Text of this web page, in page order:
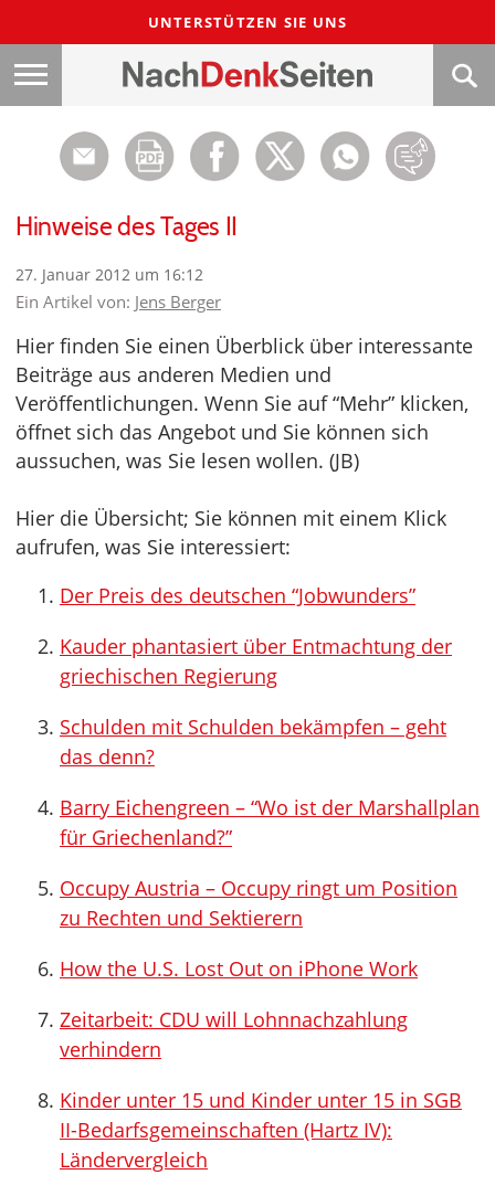
UNTERSTÜTZEN SIE UNS
Hinweise des Tages II
27. Januar 2012 um 16:12
Ein Artikel von: Jens Berger
Hier finden Sie einen Überblick über interessante
Beiträge aus anderen Medien und
Veröffentlichungen. Wenn Sie auf “Mehr” klicken,
öffnet sich das Angebot und Sie können sich
aussuchen, was Sie lesen wollen. (JB)
Hier die Übersicht; Sie können mit einem Klick
aufrufen, was Sie interessiert:
Der Preis des deutschen “Jobwunders”
Kauder phantasiert über Entmachtung der
griechischen Regierung
Schulden mit Schulden bekämpfen – geht
das denn?
Barry Eichengreen – “Wo ist der Marshallplan
für Griechenland?”
Occupy Austria – Occupy ringt um Position
zu Rechten und Sektierern
How the U.S. Lost Out on iPhone Work
Zeitarbeit: CDU will Lohnnachzahlung
verhindern
Kinder unter 15 und Kinder unter 15 in SGB
II-Bedarfsgemeinschaften (Hartz IV):
Ländervergleich